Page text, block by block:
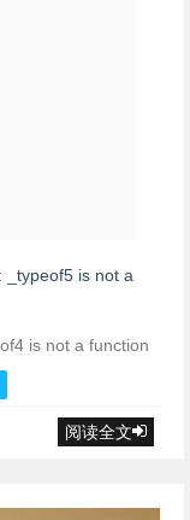
_typeof5 is not a
is not a function
阅读全文